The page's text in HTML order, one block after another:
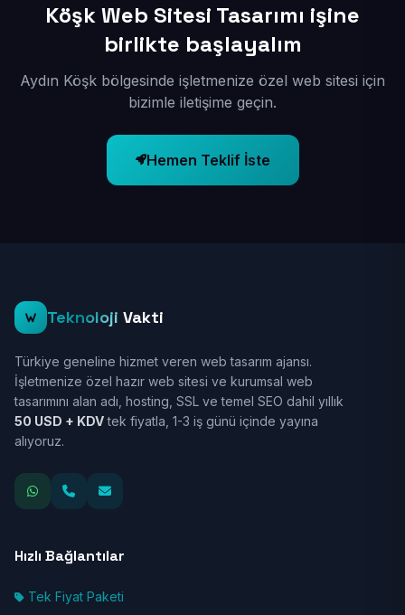
Köşk Web Sitesi Tasarımı işine
birlikte başlayalım
Aydın Köşk bölgesinde işletmenize özel web sitesi için
bizimle iletişime geçin.
Hemen Teklif İste
Teknoloji Vakti
Türkiye geneline hizmet veren web tasarım ajansı.
İşletmenize özel hazır web sitesi ve kurumsal web
tasarımını alan adı, hosting, SSL ve temel SEO dahil yıllık
50 USD + KDVtek fiyatla, 1-3 iş günü içinde yayına
alıyoruz.
Hızlı Bağlantılar
Tek Fiyat Paketi